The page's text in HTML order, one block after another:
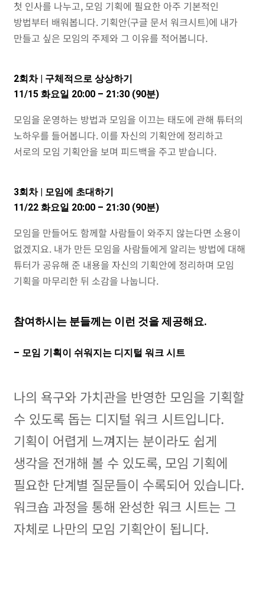
첫 인사를 나누고, 모임 기획에 필요한 아주 기본적인
방법부터 배워봅니다. 기획안(구글 문서 워크시트)에 내가
만들고 싶은 모임의 주제와 그 이유를 적어봅니다.
2회차 | 구체적으로 상상하기
11/15 화요일 20:00 – 21:30 (90분)
모임을 운영하는 방법과 모임을 이끄는 태도에 관해 튜터의
노하우를 들어봅니다. 이를 자신의 기획안에 정리하고
서로의 모임 기획안을 보며 피드백을 주고 받습니다.
3회차 | 모임에 초대하기
11/22 화요일 20:00 – 21:30 (90분)
모임을 만들어도 함께할 사람들이 와주지 않는다면 소용이
없겠지요. 내가 만든 모임을 사람들에게 알리는 방법에 대해
튜터가 공유해 준 내용을 자신의 기획안에 정리하며 모임
기획을 마무리한 뒤 소감을 나눕니다.
참여하시는 분들께는 이런 것을 제공해요.
– 모임 기획이 쉬워지는 디지털 워크 시트
나의 욕구와 가치관을 반영한 모임을 기획할
수 있도록 돕는 디지털 워크 시트입니다.
기획이 어렵게 느껴지는 분이라도 쉽게
생각을 전개해 볼 수 있도록, 모임 기획에
필요한 단계별 질문들이 수록되어 있습니다.
워크숍 과정을 통해 완성한 워크 시트는 그
자체로 나만의 모임 기획안이 됩니다.